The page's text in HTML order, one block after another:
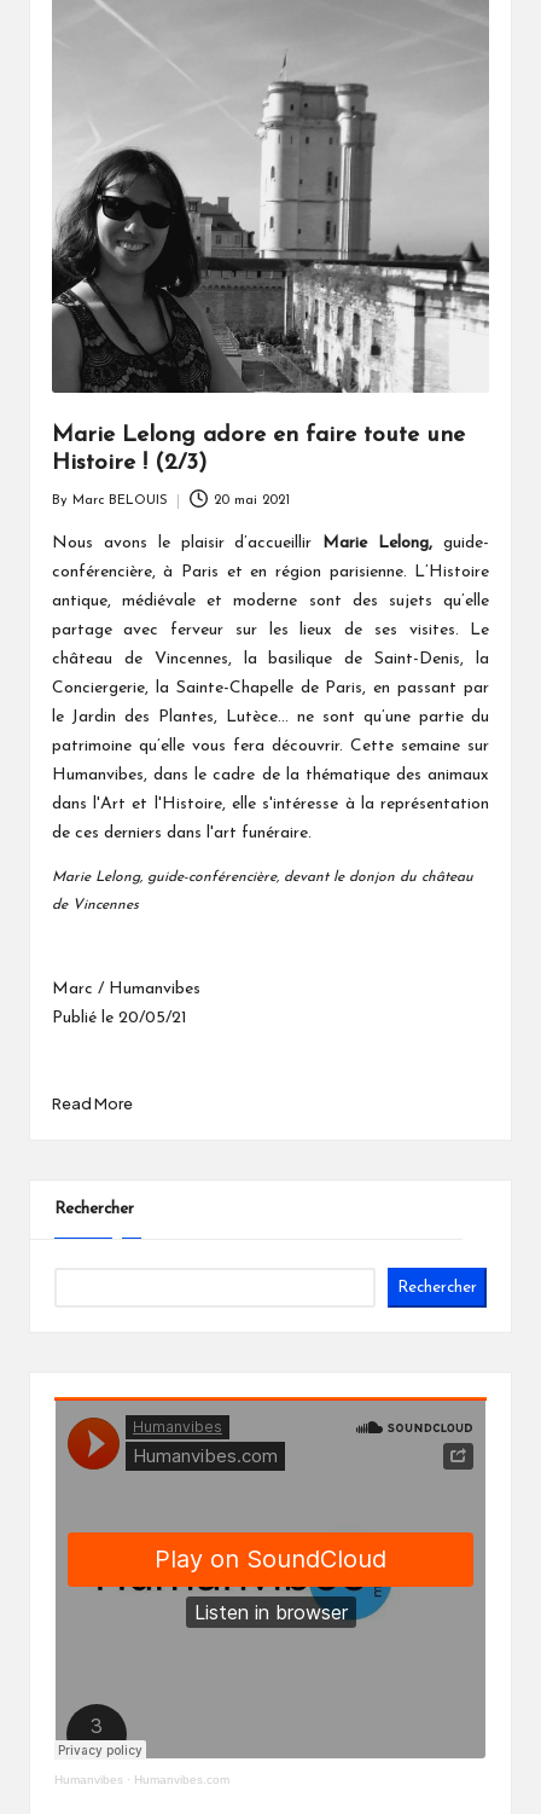
Marie Lelong adore en faire toute une
Histoire ! (2/3)
by
By Marc BELOUIS 20 mai 2021
Nous avons le plaisir d’accueillir Marie Lelong, guide-
conférencière, à Paris et en région parisienne. L’Histoire
antique, médiévale et moderne sont des sujets qu’elle
partage avec ferveur sur les lieux de ses visites. Le
château de Vincennes, la basilique de Saint-Denis, la
Conciergerie, la Sainte-Chapelle de Paris, en passant par
le Jardin des Plantes, Lutèce… ne sont qu’une partie du
patrimoine qu’elle vous fera découvrir. Cette semaine sur
Humanvibes, dans le cadre de la thématique des animaux
dans l'Art et l'Histoire, elle s'intéresse à la représentation
de ces derniers dans l'art funéraire.
Marie Lelong, guide-conférencière, devant le donjon du château
de Vincennes
Marc / Humanvibes
Publié le 20/05/21
Read More
Rechercher
Rechercher
Humanvibes · Humanvibes.com